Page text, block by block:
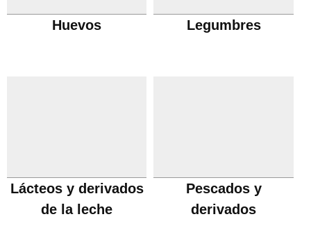
Huevos Legumbres
Lácteos y derivados
de la leche
Pescados y
derivados